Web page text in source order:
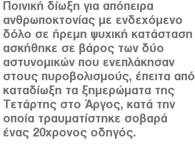
Ποινική δίωξη για απόπειρα
ανθρωποκτονίας με ενδεχόμενο
δόλο σε ήρεμη ψυχική κατάσταση
ασκήθηκε σε βάρος των δύο
αστυνομικών που ενεπλάκησαν
στους πυροβολισμούς, έπειτα από
καταδίωξη τα ξημερώματα της
Τετάρτης στο Άργος, κατά την
οποία τραυματίστηκε σοβαρά
ένας 20χρονος οδηγός.